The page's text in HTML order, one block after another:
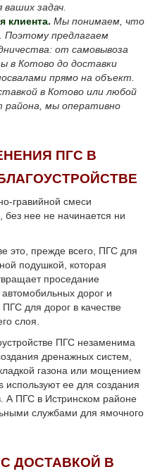
задач.
клиента. Мы понимаем, что
Поэтому предлагаем
от самовывоза
в Котово до доставки
прямо на объект.
в Котово или любой
района, мы оперативно
ПГС В
гравийной смеси
без нее не начинается ни
это, прежде всего, ПГС для
подушкой, которая
проседание
автомобильных дорог и
для дорог в качестве
слоя.
ПГС незаменима
дренажных систем,
газона или мощением
ее для создания
А ПГС в Истринском районе
службами для ямочного
ДОСТАВКОЙ В